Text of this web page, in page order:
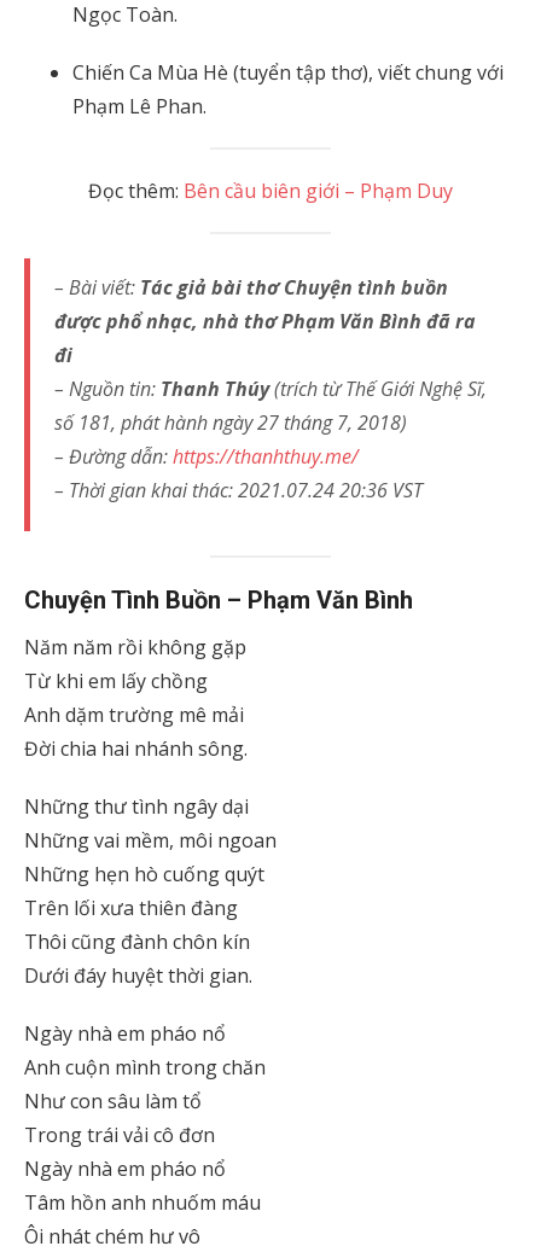
Ngọc Toàn.
Chiến Ca Mùa Hè (tuyển tập thơ), viết chung với
Phạm Lê Phan.
Đọc thêm: Bên cầu biên giới – Phạm Duy
– Bài viết: Tác giả bài thơ Chuyện tình buồn
được phổ nhạc, nhà thơ Phạm Văn Bình đã ra
đi
– Nguồn tin: Thanh Thúy(trích từ Thế Giới Nghệ Sĩ,
số 181, phát hành ngày 27 tháng 7, 2018)
– Đường dẫn:https://thanhthuy.me/
– Thời gian khai thác: 2021.07.24 20:36 VST
Chuyện Tình Buồn – Phạm Văn Bình
Năm năm rồi không gặp
Từ khi em lấy chồng
Anh dặm trường mê mải
Đời chia hai nhánh sông.
Những thư tình ngây dại
Những vai mềm, môi ngoan
Những hẹn hò cuống quýt
Trên lối xưa thiên đàng
Thôi cũng đành chôn kín
Dưới đáy huyệt thời gian.
Ngày nhà em pháo nổ
Anh cuộn mình trong chăn
Như con sâu làm tổ
Trong trái vải cô đơn
Ngày nhà em pháo nổ
Tâm hồn anh nhuốm máu
Ôi nhát chém hư vô